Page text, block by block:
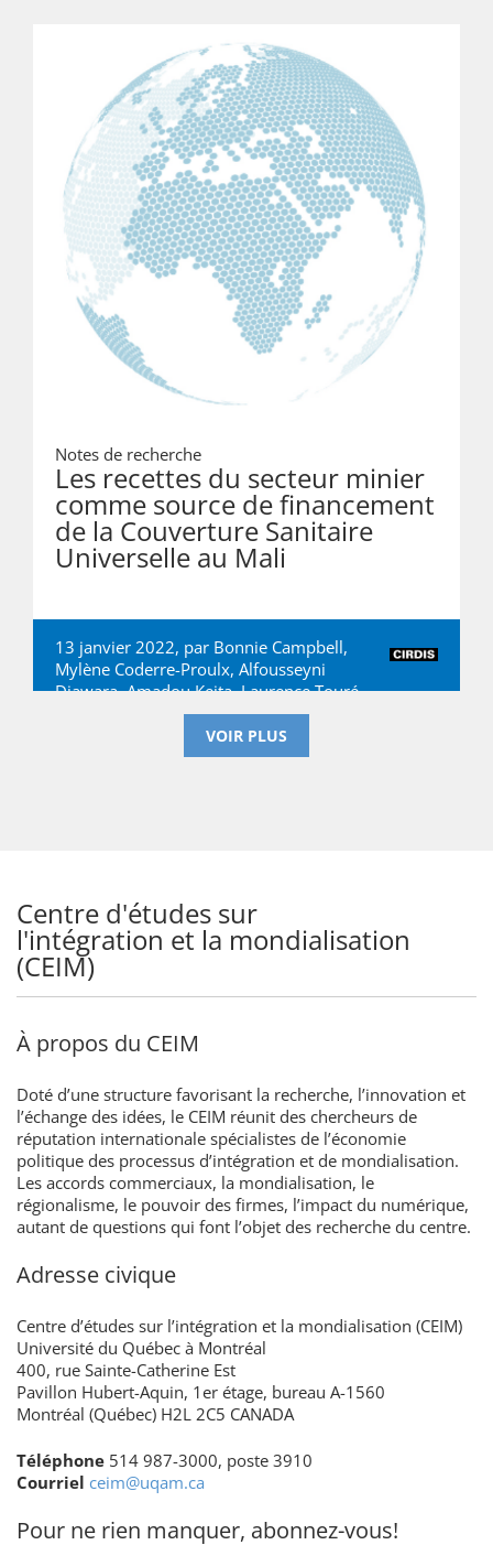
Notes de recherche
Les recettes du secteur minier
comme source de financement
de la Couverture Sanitaire
Universelle au Mali
13 janvier 2022, par Bonnie Campbell,
Mylène Coderre-Proulx, Alfousseyni
Diawara,Amadou Keita,Laurence Touré
VOIR PLUS
Centre d'études sur
l'intégration et la mondialisation
(CEIM)
À propos du CEIM
Doté d’une structure favorisant la recherche, l’innovation et
l’échange des idées, le CEIM réunit des chercheurs de
réputation internationale spécialistes de l’économie
politique des processus d’intégration et de mondialisation.
Les accords commerciaux, la mondialisation, le
régionalisme, le pouvoir des firmes, l’impact du numérique,
autant de questions qui font l’objet des recherche du centre.
Adresse civique
Centre d’études sur l’intégration et la mondialisation (CEIM)
Université du Québec à Montréal
400, rue Sainte-Catherine Est
Pavillon Hubert-Aquin, 1er étage, bureau A-1560
Montréal (Québec) H2L 2C5 CANADA
Téléphone 514 987-3000, poste 3910
Courriel ceim@uqam.ca
Pour ne rien manquer, abonnez-vous!